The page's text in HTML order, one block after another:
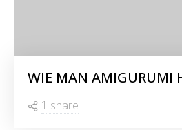
WIE MAN AMIGURUMI
1 share